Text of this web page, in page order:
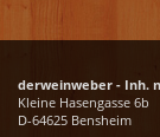
derweinweber - Inh.
Kleine Hasengasse 6b
D-64625 Bensheim